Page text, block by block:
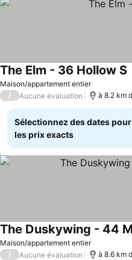
Maison/appartement entier
The Elm - 36 Hollow S
/ Aucune évaluation à 8.2 km
Sélectionnez des dates
les prix exacts
Maison/appartement entier
The Duskywing - 44
/ Aucune évaluation à 8.6 km